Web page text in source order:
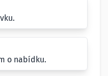
o nabídku.